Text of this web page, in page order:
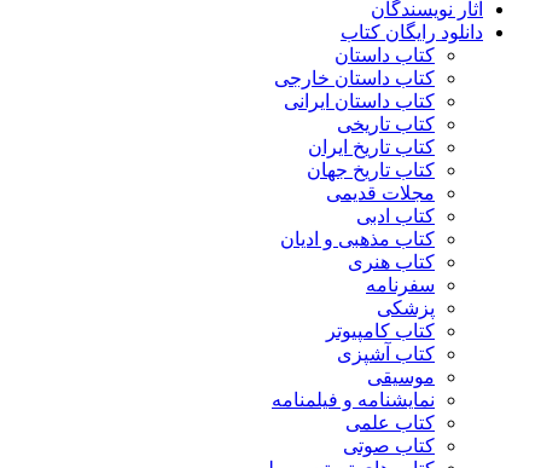
آثار نویسندگان
دانلود رایگان کتاب
کتاب داستان
کتاب داستان خارجی
کتاب داستان ایرانی
کتاب تاریخی
کتاب تاریخ ایران
کتاب تاریخ جهان
مجلات قدیمی
کتاب ادبی
کتاب مذهبی و ادیان
کتاب هنری
سفرنامه
پزشکی
کتاب کامپیوتر
کتاب آشپزی
موسیقی
نمایشنامه و فیلمنامه
کتاب علمی
کتاب صوتی